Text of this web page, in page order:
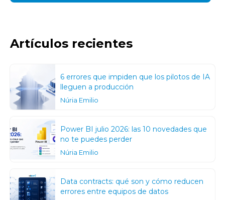
Artículos recientes
6 errores que impiden que los pilotos de IA
lleguen a producción
Núria Emilio
Power BI julio 2026: las 10 novedades que
no te puedes perder
Núria Emilio
Data contracts: qué son y cómo reducen
errores entre equipos de datos